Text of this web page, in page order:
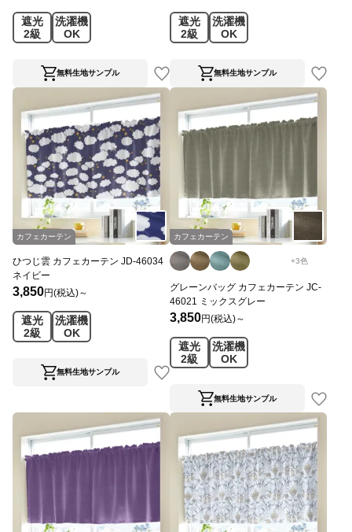
遮光
2級
洗濯機
OK
無料生地サンプル
遮光
2級
洗濯機
OK
無料生地サンプル
カフェカーテン
ひつじ雲 カフェカーテン JD-46034
ネイビー
3,850円(税込)～
遮光
2級
洗濯機
OK
無料生地サンプル
カフェカーテン
+3色
グレーンバッグ カフェカーテン JC-
46021 ミックスグレー
3,850円(税込)～
遮光
2級
洗濯機
OK
無料生地サンプル